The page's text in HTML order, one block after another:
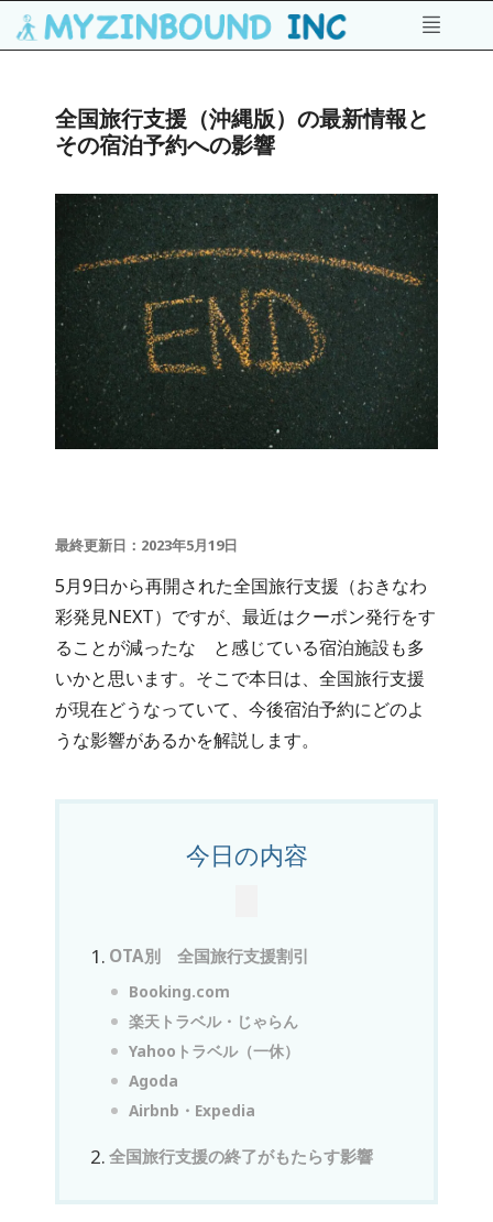
全国旅行支援（沖縄版）の最新情報と
その宿泊予約への影響
最終更新日：2023年5月19日
5月9日から再開された全国旅行支援（おきなわ
彩発見NEXT）ですが、最近はクーポン発行をす
ることが減ったな と感じている宿泊施設も多
いかと思います。そこで本日は、全国旅行支援
が現在どうなっていて、今後宿泊予約にどのよ
うな影響があるかを解説します。
今日の内容
OTA別 全国旅行支援割引
Booking.com
楽天トラベル・じゃらん
Yahooトラベル（一休）
Agoda
Airbnb・Expedia
全国旅行支援の終了がもたらす影響